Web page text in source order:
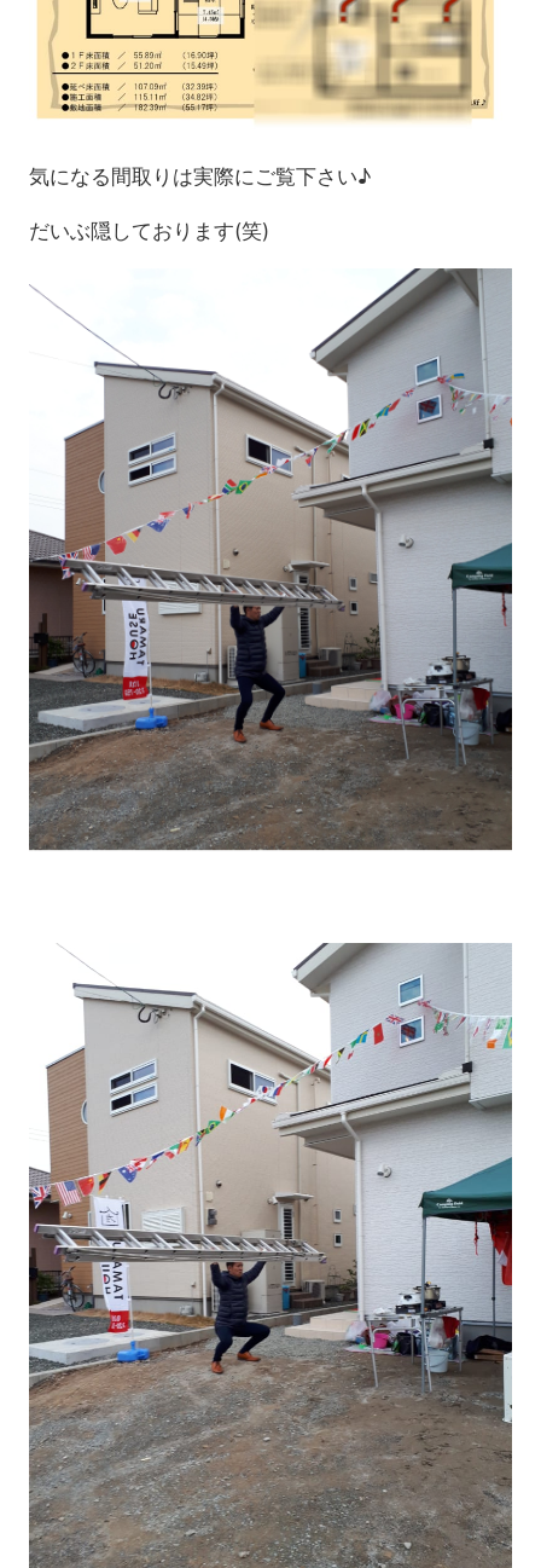
気になる間取りは実際にご覧下さい♪
だいぶ隠しております(笑)